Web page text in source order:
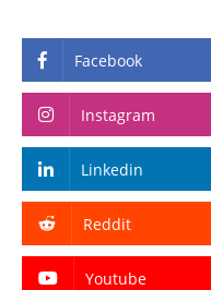
Facebook
Instagram
Linkedin
Reddit
Youtube